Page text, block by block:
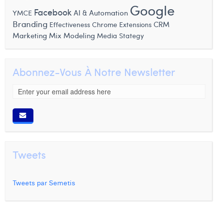
YMCE Facebook AI & Automation Google
Branding Effectiveness Chrome Extensions CRM
Marketing Mix Modeling Media Stategy
Abonnez-Vous À Notre Newsletter
Tweets
Tweets par Semetis